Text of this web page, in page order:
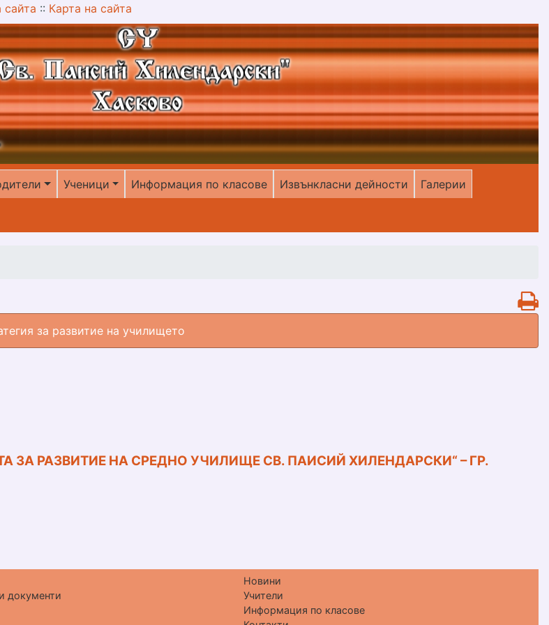
сайта :: Карта на сайта
Ученици Информация по класове Извънкласни дейности Галерии
за развитие на училището
ЗА РАЗВИТИЕ НА СРЕДНО УЧИЛИЩЕ СВ. ПАИСИЙ ХИЛЕНДАРСКИ“ – ГР.
Новини
документи
Учители
Информация по класове